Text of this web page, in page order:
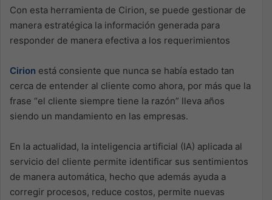
Con esta herramienta de Cirion, se puede gestionar de
manera estratégica la información generada para
responder de manera efectiva a los requerimientos
Cirion está consiente que nunca se había estado tan
cerca de entender al cliente como ahora, por más que la
frase “el cliente siempre tiene la razón” lleva años
siendo un mandamiento en las empresas.
En la actualidad, la inteligencia artificial (IA) aplicada al
servicio del cliente permite identificar sus sentimientos
de manera automática, hecho que además ayuda a
corregir procesos, reduce costos, permite nuevas